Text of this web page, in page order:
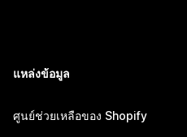
แหล่งข้อมูล
ศูนย์ช่วยเหลือของ Shopify